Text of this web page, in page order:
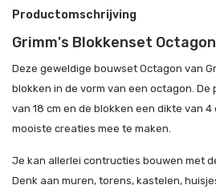
Productomschrijving
Grimm's Blokkenset Octagon
Deze geweldige bouwset Octagon van
blokken in de vorm van een octagon.
van 18 cm en de blokken een dikte van 4
mooiste creaties mee te maken.
Je kan allerlei contructies bouwen met
Denk aan muren, torens, kastelen,